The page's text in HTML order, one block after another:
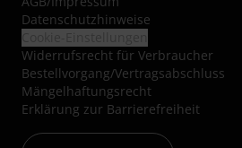
Datenschutzhinweise
Widerrufsrecht für Verbraucher
Bestellvorgang/Vertragsabschluss
Mängelhaftungsrecht
Erklärung zur Barrierefreiheit